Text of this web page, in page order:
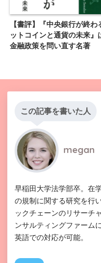
【書評】『中央銀行が終わ
ットコインと通貨の未来』
金融政策を問い直す名著
この記事を書いた人
megan
早稲田大学法学部卒。在
の規制に関する研究を行
ックチェーンのリサーチ
ンサルティングファーム
英語での対応が可能。